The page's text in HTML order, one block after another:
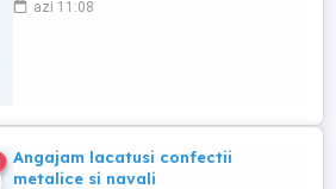
azi 11:08
Angajam lacatusi confectii
metalice si navali